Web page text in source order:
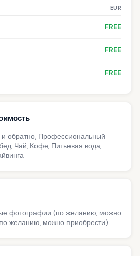
EUR
FREE
FREE
FREE
обратно, Профессиональный
Чай, Кофе, Питьевая вода,
фотографии (по желанию, можно
желанию, можно приобрести)